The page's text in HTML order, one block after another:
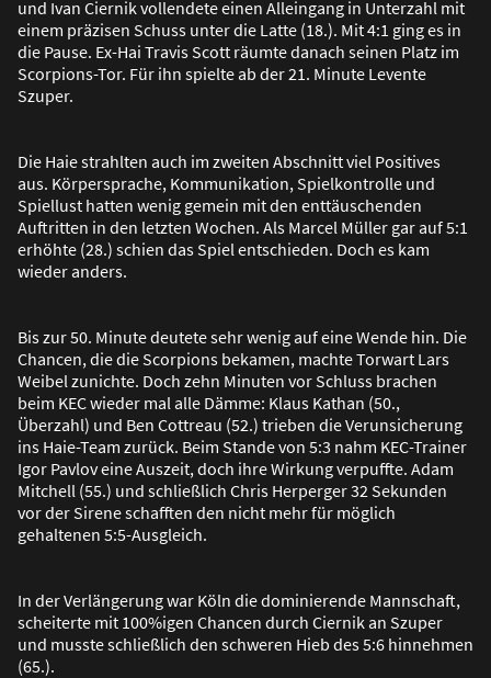
und Ivan Ciernik vollendete einen Alleingang in Unterzahl mit
einem präzisen Schuss unter die Latte (18.). Mit 4:1 ging es in
die Pause. Ex-Hai Travis Scott räumte danach seinen Platz im
Scorpions-Tor. Für ihn spielte ab der 21. Minute Levente
Szuper.
Die Haie strahlten auch im zweiten Abschnitt viel Positives
aus. Körpersprache, Kommunikation, Spielkontrolle und
Spiellust hatten wenig gemein mit den enttäuschenden
Auftritten in den letzten Wochen. Als Marcel Müller gar auf 5:1
erhöhte (28.) schien das Spiel entschieden. Doch es kam
wieder anders.
Bis zur 50. Minute deutete sehr wenig auf eine Wende hin. Die
Chancen, die die Scorpions bekamen, machte Torwart Lars
Weibel zunichte. Doch zehn Minuten vor Schluss brachen
beim KEC wieder mal alle Dämme: Klaus Kathan (50.,
Überzahl) und Ben Cottreau (52.) trieben die Verunsicherung
ins Haie-Team zurück. Beim Stande von 5:3 nahm KEC-Trainer
Igor Pavlov eine Auszeit, doch ihre Wirkung verpuffte. Adam
Mitchell (55.) und schließlich Chris Herperger 32 Sekunden
vor der Sirene schafften den nicht mehr für möglich
gehaltenen 5:5-Ausgleich.
In der Verlängerung war Köln die dominierende Mannschaft,
scheiterte mit 100%igen Chancen durch Ciernik an Szuper
und musste schließlich den schweren Hieb des 5:6 hinnehmen
(65.).